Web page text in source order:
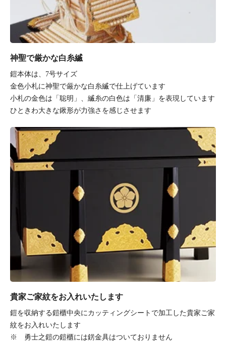
神聖で厳かな白糸縅
鎧本体は、7号サイズ
金色小札に神聖で厳かな白糸縅で仕上げています
小札の金色は「聡明」、縅糸の白色は「清廉」を表現しています
ひときわ大きな鍬形が力強さを感じさせます
貴家ご家紋をお入れいたします
鎧を収納する鎧櫃中央にカッティングシートで加工した貴家ご家
紋をお入れいたします
※ 勇士之鎧の鎧櫃には錺金具はついておりません